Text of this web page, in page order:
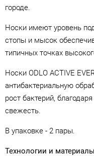
городе.
Носки имеют уровень
стопы и мысок
типичных точках
Носки ODLO ACTIVE
антибактериальную
рост бактерий,
свежесть.
В упаковке - 2 пары.
Технологии и материалы